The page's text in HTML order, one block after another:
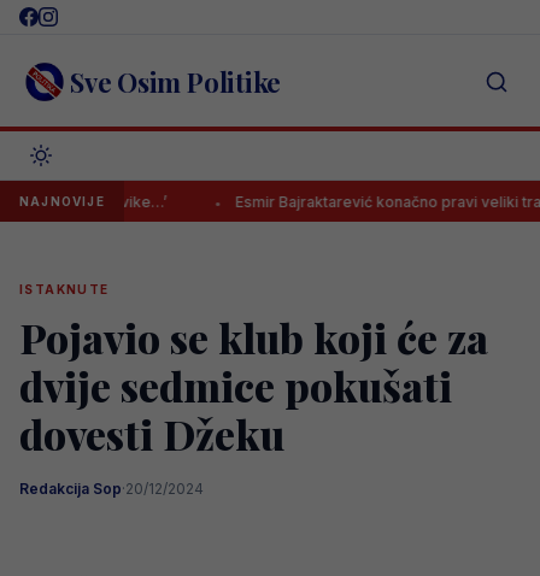
Skip
content Sve Osim Politike
NAJNOVIJE
navike…’ Esmir Bajraktarević konačno pravi veliki transfer?
ISTAKNUTE
Pojavio se klub koji će za
dvije sedmice pokušati
dovesti Džeku
Redakcija Sop·20/12/2024